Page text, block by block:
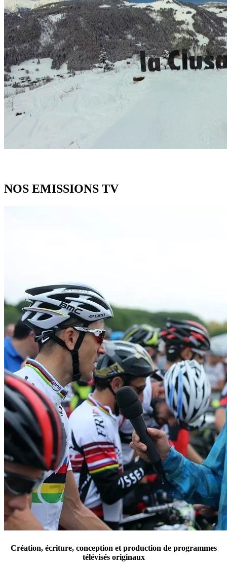
NOS EMISSIONS TV
Création, écriture, conception et production de programmes
télévisés originaux